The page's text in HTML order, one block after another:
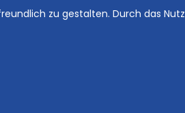
zu gestalten. Durch das